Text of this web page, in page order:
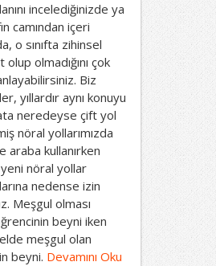
incelediğinizde ya
camından içeri
o sınıfta zihinsel
olmadığını çok
Biz
yıllardır aynı konuyu
neredeyse çift yol
nöral yollarımızda
araba kullanırken
yeni nöral yollar
nedense izin
Meşgul olması
beyni iken
meşgul olan
beyni. Devamını Oku